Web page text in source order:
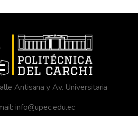
Antisana y Av. Universitaria
info@upec.edu.ec